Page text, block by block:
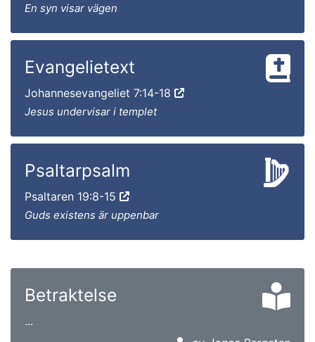
En syn visar vägen
Evangelietext
Johannesevangeliet 7:14-18
Jesus undervisar i templet
Psaltarpsalm
Psaltaren 19:8-15
Guds existens är uppenbar
Betraktelse
...